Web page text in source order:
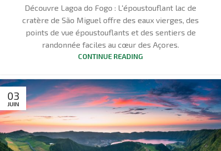
Découvre Lagoa do Fogo : L'époustouflant lac de
cratère de São Miguel offre des eaux vierges, des
points de vue époustouflants et des sentiers de
randonnée faciles au cœur des Açores.
CONTINUE READING
03
JUIN